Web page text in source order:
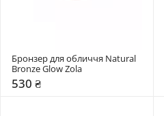
Бронзер для обличчя Natural
Bronze Glow Zola
530 ₴